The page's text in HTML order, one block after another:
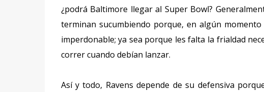
¿podrá Baltimore llegar al Super Bowl?
terminan sucumbiendo porque, en algún
imperdonable; ya sea porque les falta la frialdad
correr cuando debían lanzar.
Así y todo, Ravens depende de su defensiva